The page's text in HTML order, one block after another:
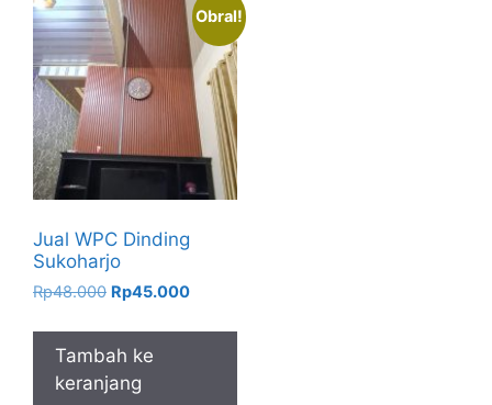
Obral!
Jual WPC Dinding
Sukoharjo
Rp48.000 Harga
adalah:
Rp48.000.
Rp45.000Harga
ini
Tambah ke
keranjang